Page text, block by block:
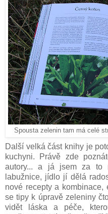
Spousta zelenin tam má celé
Další velká část knihy je
kuchyni. Právě zde
autory... a já jsem za to
labužnice, jídlo jí dělá
nové recepty a kombinace,
se tipy k úpravě zeleniny
vidět láska a péče,